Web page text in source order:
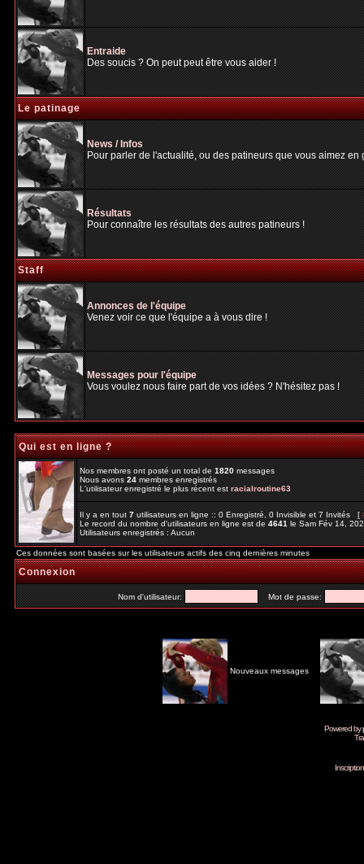
Entraide
Des soucis ? On peut peut être vous aider !
Le patinage
News / Infos
Pour parler de l'actualité, ou des patineurs que vous aimez
Résultats
Pour connaître les résultats des autres patineurs !
Staff
Annonces de l'équipe
Venez voir ce que l'équipe a à vous dire !
Messages pour l'équipe
Vous voulez nous faire part de vos idées ? N'hésitez pas !
Qui est en ligne ?
Nos membres ont posté un total de1820messages
Nous avons24membres enregistrés
L'utilisateur enregistré le plus récent estracialroutine63
Il y a en tout7utilisateurs en ligne :: 0 Enregistré, 0 Invisible et 7 Invités [
Le record du nombre d'utilisateurs en ligne est de4641le Sam Fév 14,
Utilisateurs enregistrés : Aucun
Ces données sont basées sur les utilisateurs actifs des cinq dernières minutes
Connexion
Nom d'utilisateur: Mot de passe:
Nouveaux messages
Powered by